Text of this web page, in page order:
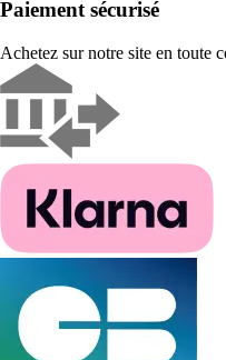
Paiement sécurisé
Achetez sur notre site en toute